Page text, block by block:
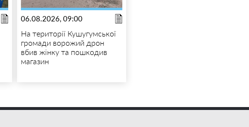
06.08.2026, 09:00
На території Кушугумської
громади ворожий дрон
вбив жінку та пошкодив
магазин